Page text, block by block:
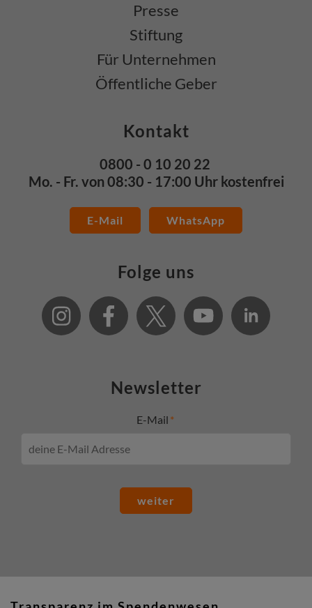
Presse
Stiftung
Für Unternehmen
Öffentliche Geber
Kontakt
0800 - 0 10 20 22
Mo. - Fr. von 08:30 - 17:00 Uhr kostenfrei
E-Mail WhatsApp
Folge uns
Newsletter
E-Mail
weiter